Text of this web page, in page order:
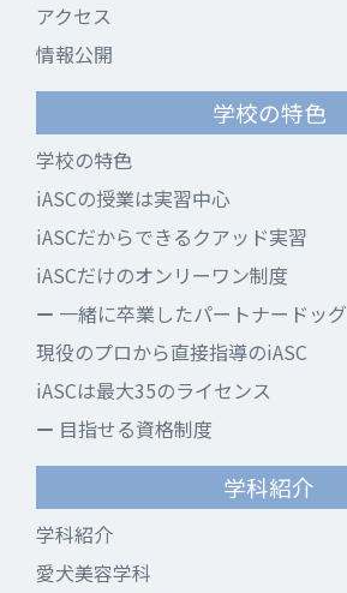
アクセス
情報公開
学校の特色
学校の特色
iASCの授業は実習中心
iASCだからできるクアッド実習
iASCだけのオンリーワン制度
一緒に卒業したパートナードッグ
現役のプロから直接指導のiASC
iASCは最大35のライセンス
目指せる資格制度
学科紹介
学科紹介
愛犬美容学科